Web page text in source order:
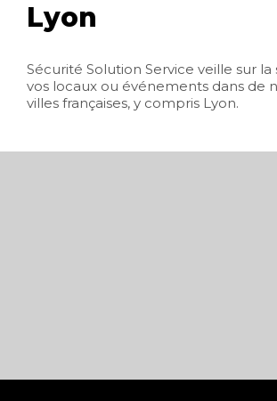
Lyon
Sécurité Solution Service veille sur
vos locaux ou événements dans de
villes françaises, y compris Lyon.